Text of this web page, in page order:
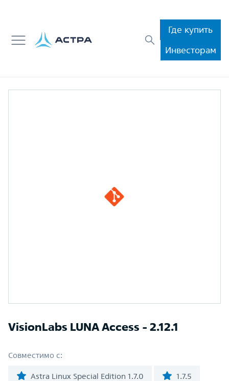
Где купить
Инвесторам
VisionLabs LUNA Access - 2.12.1
Совместимо с:
Astra Linux Special Edition 1.7.0 1.7.5